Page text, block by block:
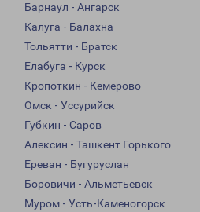
Барнаул - Ангарск
Калуга - Балахна
Тольятти - Братск
Елабуга - Курск
Кропоткин - Кемерово
Омск - Уссурийск
Губкин - Саров
Алексин - Ташкент Горького
Ереван - Бугуруслан
Боровичи - Альметьевск
Муром - Усть-Каменогорск